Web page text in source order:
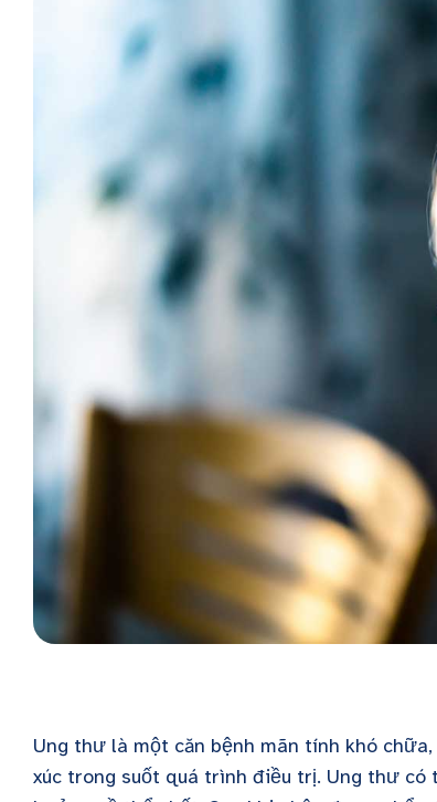
Ung thư là một căn bệnh mãn tính khó
xúc trong suốt quá trình điều trị. Ung thư có